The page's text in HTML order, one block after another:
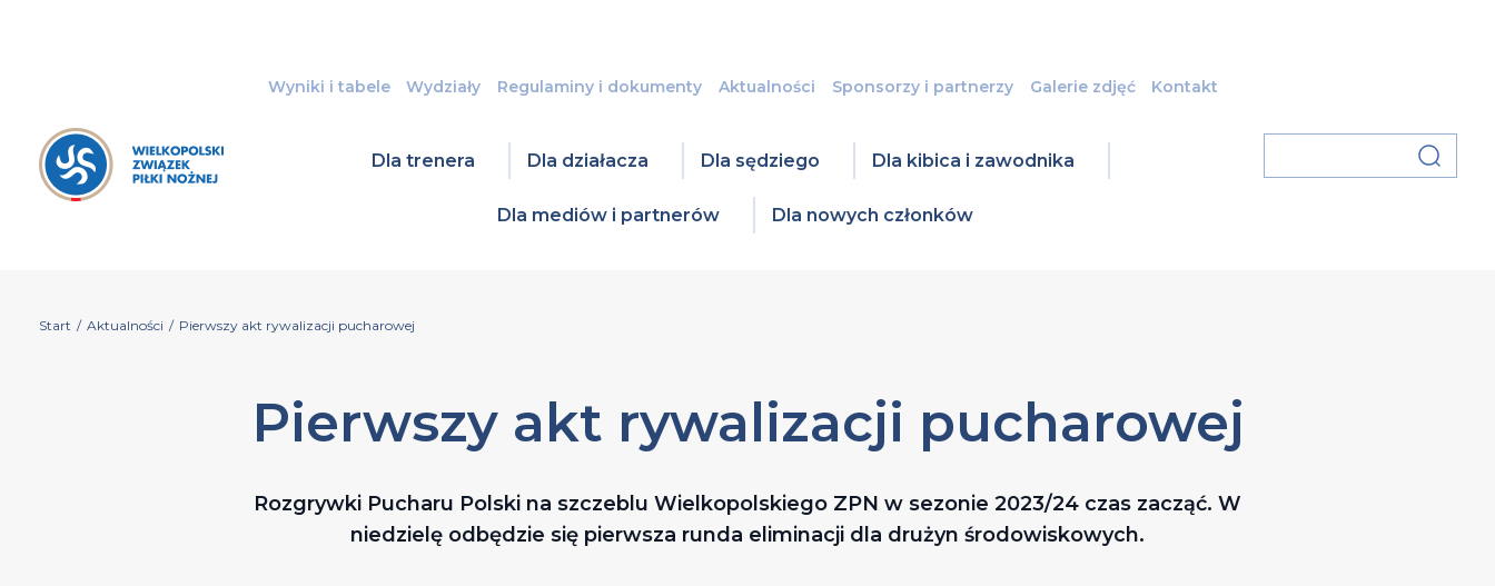
Wyniki i tabele Wydziały Regulaminy i dokumenty Aktualności Sponsorzy i partnerzy Galerie zdjęć Kontakt
Dla trenera Dla działacza Dla sędziego Dla kibica i zawodnika
Dla mediów i partnerów Dla nowych członków
Start / Aktualności / Pierwszy akt rywalizacji pucharowej
Pierwszy akt rywalizacji pucharowej
Rozgrywki Pucharu Polski na szczeblu Wielkopolskiego ZPN w sezonie 2023/24 czas zacząć. W
niedzielę odbędzie się pierwsza runda eliminacji dla drużyn środowiskowych.